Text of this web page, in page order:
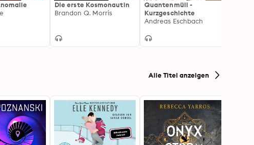
Die erste Kosmonautin
Brandon Q. Morris
Quantenmüll -
Kurzgeschichte
Andreas Eschbach
Alle Titel anzeigen